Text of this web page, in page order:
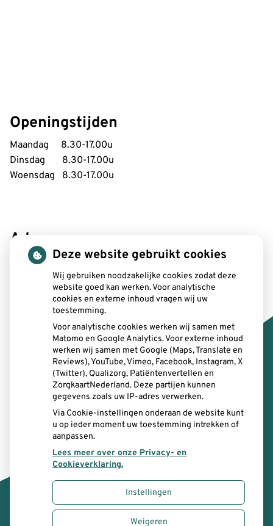
Openingstijden
Maandag 8.30-17.00u
Dinsdag 8.30-17.00u
Woensdag 8.30-17.00u
Adresgegevens:
SitTand
Bergstraat 3
6131 AV Sittard
info@sittand.nl
046-2077124
E-mail intercollegiaal: sittand@zorgmail.nl
Uw Zorg Online|Beheer
Deze website gebruikt cookies
Wij gebruiken noodzakelijke cookies zodat deze
website goed kan werken. Voor analytische
cookies en externe inhoud vragen wij uw
toestemming.
Voor analytische cookies werken wij samen met
Matomo en Google Analytics. Voor externe inhoud
werken wij samen met Google (Maps, Translate en
Reviews), YouTube, Vimeo, Facebook, Instagram, X
(Twitter), Qualizorg, Patiëntenvertellen en
ZorgkaartNederland. Deze partijen kunnen
gegevens zoals uw IP-adres verwerken.
Via Cookie-instellingen onderaan de website kunt
u op ieder moment uw toestemming intrekken of
aanpassen.
Lees meer over onze Privacy- en
Cookieverklaring.
Instellingen
Weigeren